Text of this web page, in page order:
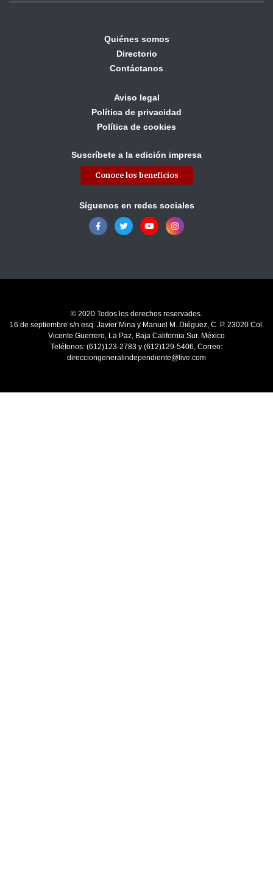
Quiénes somos
Directorio
Contáctanos
Aviso legal
Política de privacidad
Política de cookies
Suscríbete a la edición impresa
Conoce los beneficios
Síguenos en redes sociales
© 2020 Todos los derechos reservados.
16 de septiembre s/n esq. Javier Mina y Manuel M. Diéguez, C. P. 23020 Col.
Vicente Guerrero, La Paz, Baja California Sur. México
Teléfonos: (612)123-2783 y (612)129-5406, Correo:
direcciongeneralindependiente@live.com